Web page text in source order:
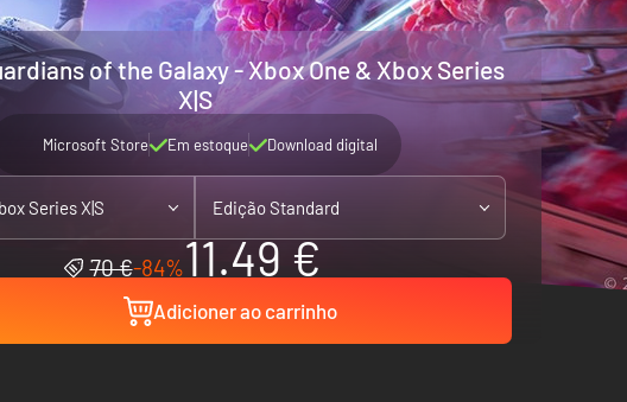
of the Galaxy - Xbox One & Xbox Series
X|S
Microsoft Store Em estoque Download digital
Series X|S Edição Standard
70 €-84%11.49 €
Adicioner ao carrinho